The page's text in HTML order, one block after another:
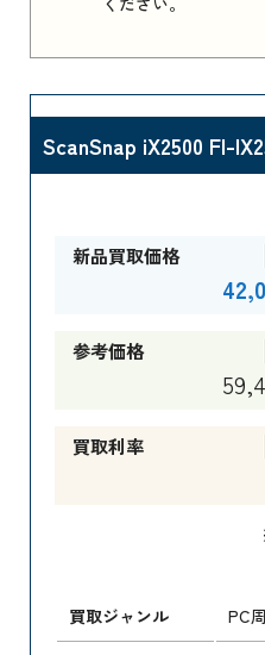
ScanSnap iX2500 FI-
新品買取価格
参考価格
買取利率
買取ジャンル PC